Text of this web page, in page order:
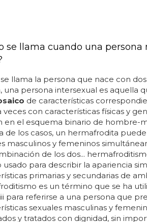
se llama cuando una persona
llama la persona que nace con
una persona intersexual es aquella
de características
veces con características físicas y
en el esquema binario de hombre-
de los casos, un hermafrodita
masculinos y femeninos
de los dos...
usado para describir la apariencia
primarias y secundarias de
es un término que se ha
para referirse a una persona que
sexuales masculinas y
y tratados con dignidad, sin